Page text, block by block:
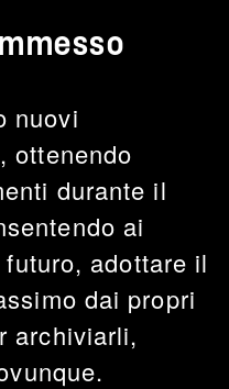
nuovi
ottenendo
durante il
ai
adottare il
dai propri
archiviarli,